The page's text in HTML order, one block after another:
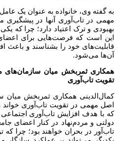
به گفته وی، خانواده به عنوان یک
مهمی در تاب‌آوری آنها در
بهبودی و ترک اعتیاد دارد؛ چرا که
این است که فرصت‌هایی برای اعضای
قابلیت‌های خود را بشناسند و باعث
آن‌ها می‌شود.
همکاری ثمربخش میان سازمان‌های
تقویت تاب‌آوری
کمال‌الدینی همکاری ثمربخش میان
اصل مهمی در تقویت تاب‌آوری
که با هدف افزایش تاب‌آوری
دولتی و مردم‌نهاد در کنار اعضای
تاب‌آور در بحران خواهند بود؛ چرا که